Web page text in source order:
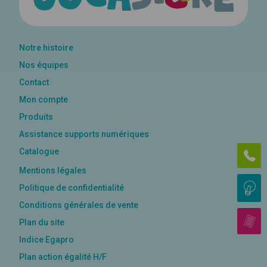
Notre histoire
Nos équipes
Contact
Mon compte
Produits
Assistance supports numériques
Catalogue
Mentions légales
Politique de confidentialité
Conditions générales de vente
Plan du site
Indice Egapro
Plan action égalité H/F
(imprimé, numérique, autre)
DESCRIPTION DU PROJET * :
(nombre de pages, séances, jeux ou exercices, nombre
d’illustrations, matériel d’accompagnement,
programmation, etc.)